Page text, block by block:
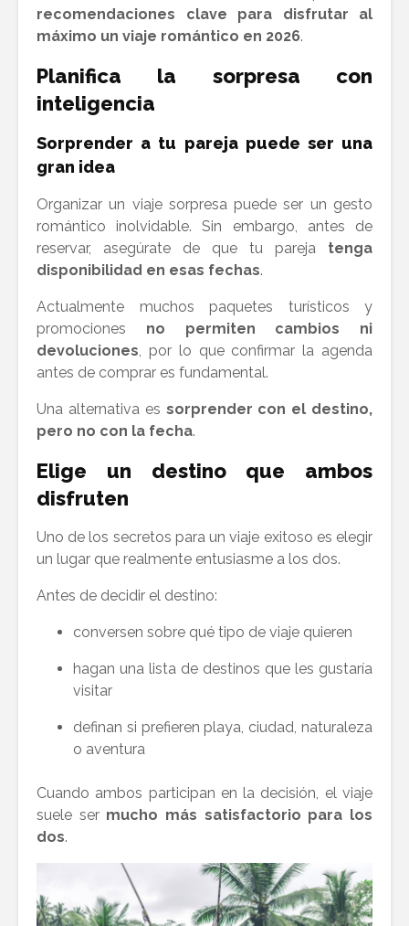
recomendaciones clave para disfrutar al
máximo un viaje romántico en 2026.
Planifica la sorpresa con
inteligencia
Sorprender a tu pareja puede ser una
gran idea
Organizar un viaje sorpresa puede ser un gesto
romántico inolvidable. Sin embargo, antes de
reservar, asegúrate de que tu pareja tenga
disponibilidad en esas fechas.
Actualmente muchos paquetes turísticos y
promociones no permiten cambios ni
devoluciones, por lo que confirmar la agenda
antes de comprar es fundamental.
Una alternativa es sorprender con el destino,
pero no con la fecha.
Elige un destino que ambos
disfruten
Uno de los secretos para un viaje exitoso es elegir
un lugar que realmente entusiasme a los dos.
Antes de decidir el destino:
conversen sobre qué tipo de viaje quieren
hagan una lista de destinos que les gustaría
visitar
definan si prefieren playa, ciudad, naturaleza
o aventura
Cuando ambos participan en la decisión, el viaje
suele ser mucho más satisfactorio para los
dos.